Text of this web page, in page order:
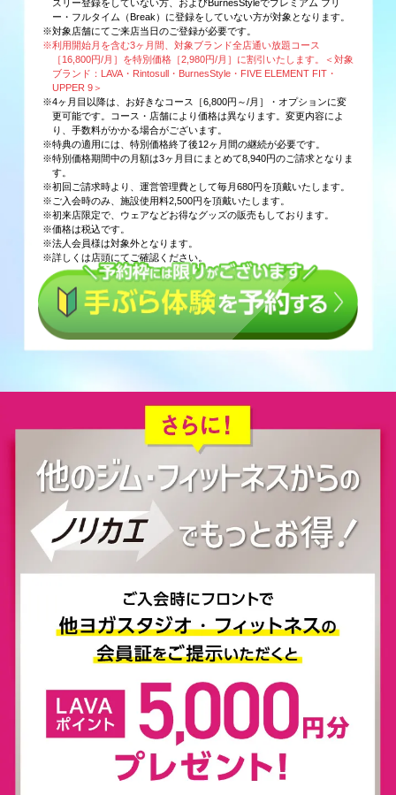
スリー登録をしていない方、およびBurnesStyleでプレミアム フリ
ー・フルタイム（Break）に登録をしていない方が対象となります。
※対象店舗にてご来店当日のご登録が必要です。
※利用開始月を含む3ヶ月間、対象ブランド全店通い放題コース
［16,800円/月］を特別価格［2,980円/月］に割引いたします。＜対象
ブランド：LAVA・Rintosull・BurnesStyle・FIVE ELEMENT FIT・
UPPER 9＞
※4ヶ月目以降は、お好きなコース［6,800円～/月］・オプションに変
更可能です。コース・店舗により価格は異なります。変更内容によ
り、手数料がかかる場合がございます。
※特典の適用には、特別価格終了後12ヶ月間の継続が必要です。
※特別価格期間中の月額は3ヶ月目にまとめて8,940円のご請求となりま
す。
※初回ご請求時より、運営管理費として毎月680円を頂戴いたします。
※ご入会時のみ、施設使用料2,500円を頂戴いたします。
※初来店限定で、ウェアなどお得なグッズの販売もしております。
※価格は税込です。
※法人会員様は対象外となります。
※詳しくは店頭にてご確認ください。